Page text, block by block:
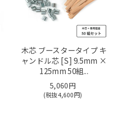
木芯 ブースタータイプ キ
ャンドル芯 [S] 9.5mm ×
125mm 50組...
5,060円
(税抜4,600円)